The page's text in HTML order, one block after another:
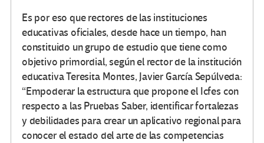
Es por eso que rectores de las instituciones
educativas oficiales, desde hace un tiempo, han
constituido un grupo de estudio que tiene como
objetivo primordial, según el rector de la institución
educativa Teresita Montes, Javier García Sepúlveda:
“Empoderar la estructura que propone el Icfes con
respecto a las Pruebas Saber, identificar fortalezas
y debilidades para crear un aplicativo regional para
conocer el estado del arte de las competencias